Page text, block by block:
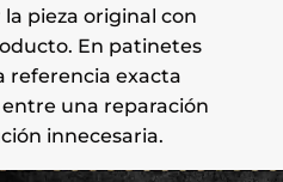
pieza original con
En patinetes
referencia exacta
una reparación
innecesaria.